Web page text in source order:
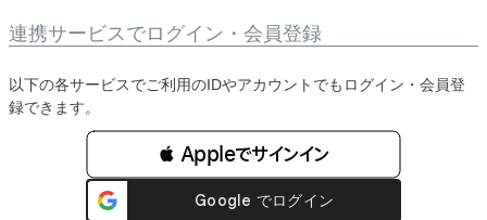
連携サービスでログイン・会員登録
以下の各サービスでご利用のIDやアカウントでもログイン・会員登
録できます。
 Appleでサインイン